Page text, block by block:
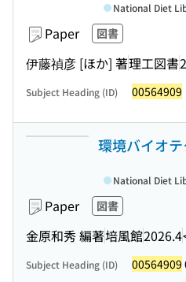
Paper 図書
伊藤禎彦 [ほか] 著理工図書
National Diet
Subject Heading (ID) 00564909
環境バイオ
Paper 図書
金原和秀 編著培風館2026.4
National Diet
Subject Heading (ID) 00564909